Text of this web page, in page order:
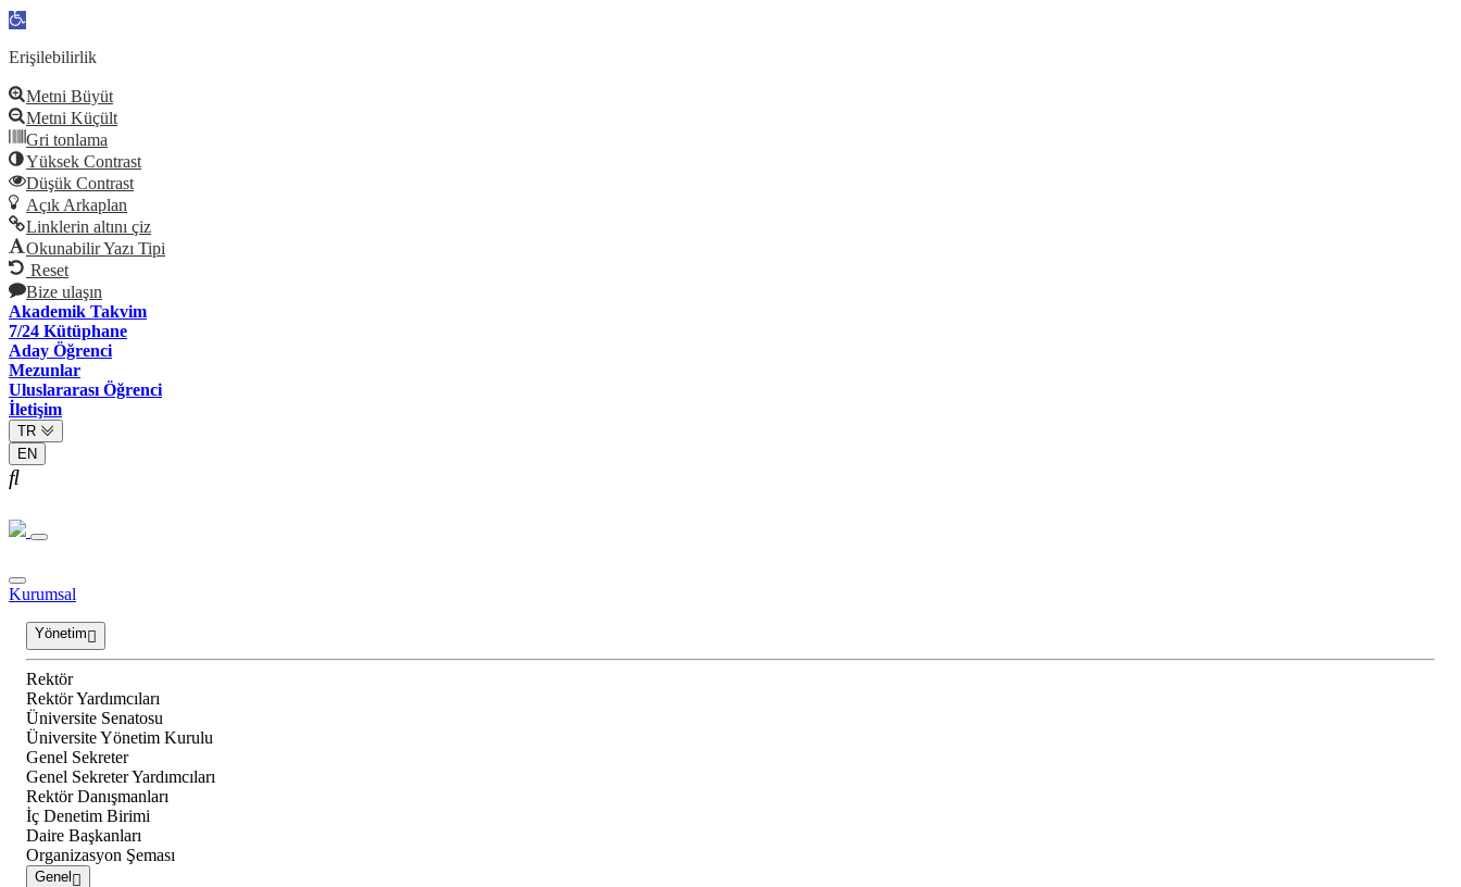
Open
Erişilebilirlik
Metni Büyüt
Metni Küçült
Gri tonlama
Yüksek Contrast
Düşük Contrast
Açık Arkaplan
Linklerin altını çiz
Okunabilir Yazı Tipi
Reset
Bize ulaşın
Akademik Takvim
7/24 Kütüphane
Aday Öğrenci
Mezunlar
Uluslararası Öğrenci
İletişim
TR
EN
Kurumsal
Yönetim
Rektör
Rektör Yardımcıları
Üniversite Senatosu
Üniversite Yönetim Kurulu
Genel Sekreter
Genel Sekreter Yardımcıları
Rektör Danışmanları
İç Denetim Birimi
Daire Başkanları
Organizasyon Şeması
Genel